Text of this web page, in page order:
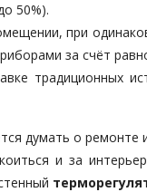
50%).
при
за счёт
традиционных
думать о
и за